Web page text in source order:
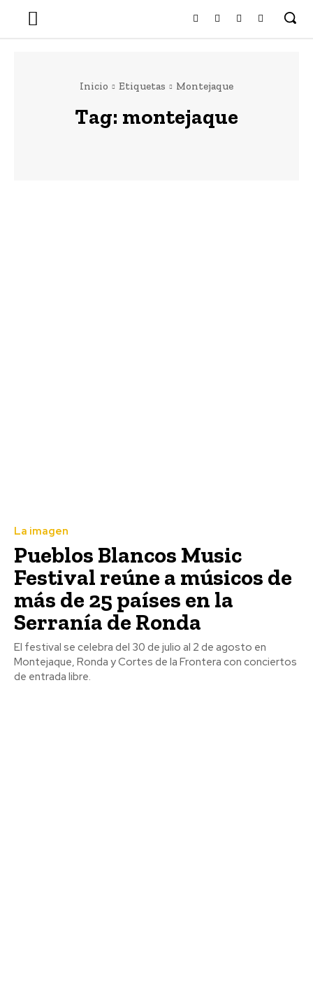
Inicio Etiquetas Montejaque
Tag: montejaque
La imagen
Pueblos Blancos Music
Festival reúne a músicos de
más de 25 países en la
Serranía de Ronda
El festival se celebra del 30 de julio al 2 de agosto en
Montejaque, Ronda y Cortes de la Frontera con conciertos
de entrada libre.